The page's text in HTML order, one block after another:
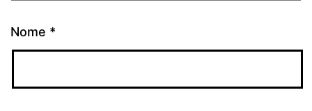
Nome *